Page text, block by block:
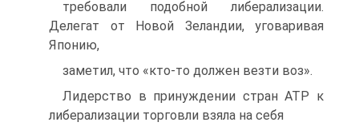
требовали подобной либерализации.
Делегат от Новой Зеландии, уговаривая
Японию,
заметил, что «кто-то должен везти воз».
Лидерство в принуждении стран АТР к
либерализации торговли взяла на себя